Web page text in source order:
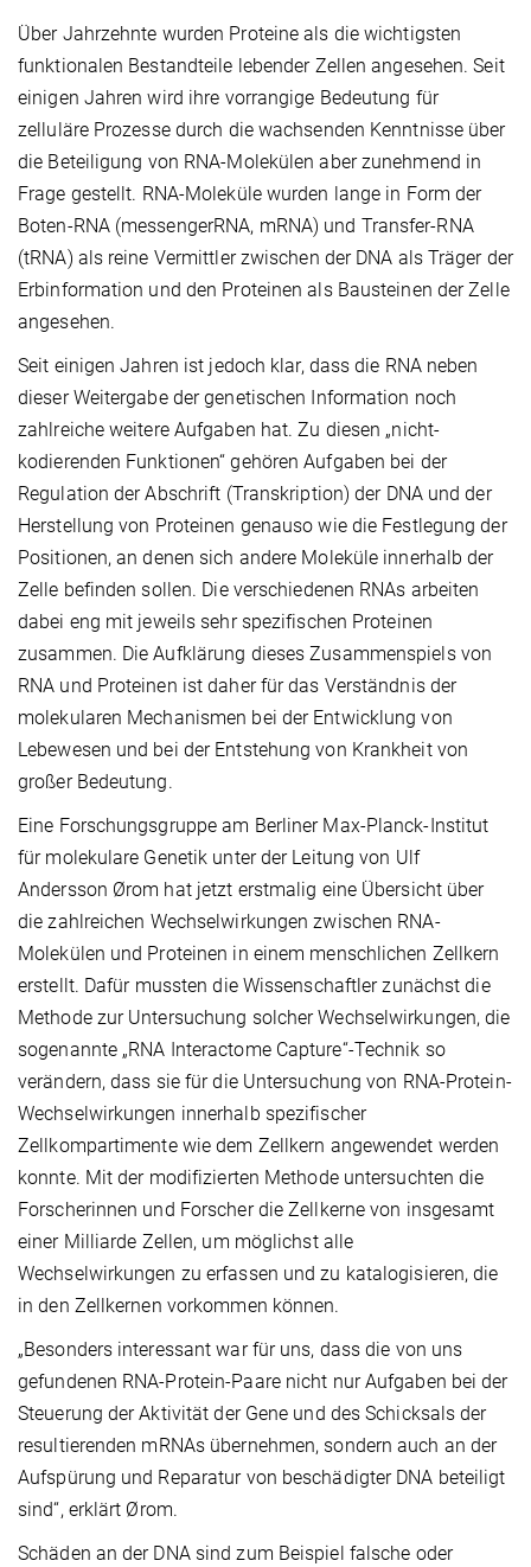
Über Jahrzehnte wurden Proteine als die wichtigsten
funktionalen Bestandteile lebender Zellen angesehen. Seit
einigen Jahren wird ihre vorrangige Bedeutung für
zelluläre Prozesse durch die wachsenden Kenntnisse über
die Beteiligung von RNA-Molekülen aber zunehmend in
Frage gestellt. RNA-Moleküle wurden lange in Form der
Boten-RNA (messengerRNA, mRNA) und Transfer-RNA
(tRNA) als reine Vermittler zwischen der DNA als Träger der
Erbinformation und den Proteinen als Bausteinen der Zelle
angesehen.
Seit einigen Jahren ist jedoch klar, dass die RNA neben
dieser Weitergabe der genetischen Information noch
zahlreiche weitere Aufgaben hat. Zu diesen „nicht-
kodierenden Funktionen“ gehören Aufgaben bei der
Regulation der Abschrift (Transkription) der DNA und der
Herstellung von Proteinen genauso wie die Festlegung der
Positionen, an denen sich andere Moleküle innerhalb der
Zelle befinden sollen. Die verschiedenen RNAs arbeiten
dabei eng mit jeweils sehr spezifischen Proteinen
zusammen. Die Aufklärung dieses Zusammenspiels von
RNA und Proteinen ist daher für das Verständnis der
molekularen Mechanismen bei der Entwicklung von
Lebewesen und bei der Entstehung von Krankheit von
großer Bedeutung.
Eine Forschungsgruppe am Berliner Max-Planck-Institut
für molekulare Genetik unter der Leitung von Ulf
Andersson Ørom hat jetzt erstmalig eine Übersicht über
die zahlreichen Wechselwirkungen zwischen RNA-
Molekülen und Proteinen in einem menschlichen Zellkern
erstellt. Dafür mussten die Wissenschaftler zunächst die
Methode zur Untersuchung solcher Wechselwirkungen, die
sogenannte „RNA Interactome Capture“-Technik so
verändern, dass sie für die Untersuchung von RNA-Protein-
Wechselwirkungen innerhalb spezifischer
Zellkompartimente wie dem Zellkern angewendet werden
konnte. Mit der modifizierten Methode untersuchten die
Forscherinnen und Forscher die Zellkerne von insgesamt
einer Milliarde Zellen, um möglichst alle
Wechselwirkungen zu erfassen und zu katalogisieren, die
in den Zellkernen vorkommen können.
„Besonders interessant war für uns, dass die von uns
gefundenen RNA-Protein-Paare nicht nur Aufgaben bei der
Steuerung der Aktivität der Gene und des Schicksals der
resultierenden mRNAs übernehmen, sondern auch an der
Aufspürung und Reparatur von beschädigter DNA beteiligt
sind“, erklärt Ørom.
Schäden an der DNA sind zum Beispiel falsche oder